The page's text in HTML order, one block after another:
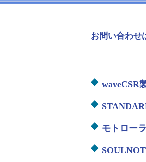
お問い合わせ
waveCSR
モトロー